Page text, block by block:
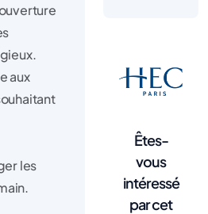
aux
les
Êtes-
vous
intéressé
par cet